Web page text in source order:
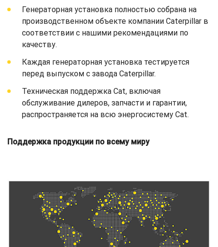
Генераторная установка полностью собрана на
производственном объекте компании Caterpillar в
соответствии с нашими рекомендациями по
качеству.
Каждая генераторная установка тестируется
перед выпуском с завода Caterpillar.
Техническая поддержка Cat, включая
обслуживание дилеров, запчасти и гарантии,
распространяется на всю энергосистему Cat.
Поддержка продукции по всему миру